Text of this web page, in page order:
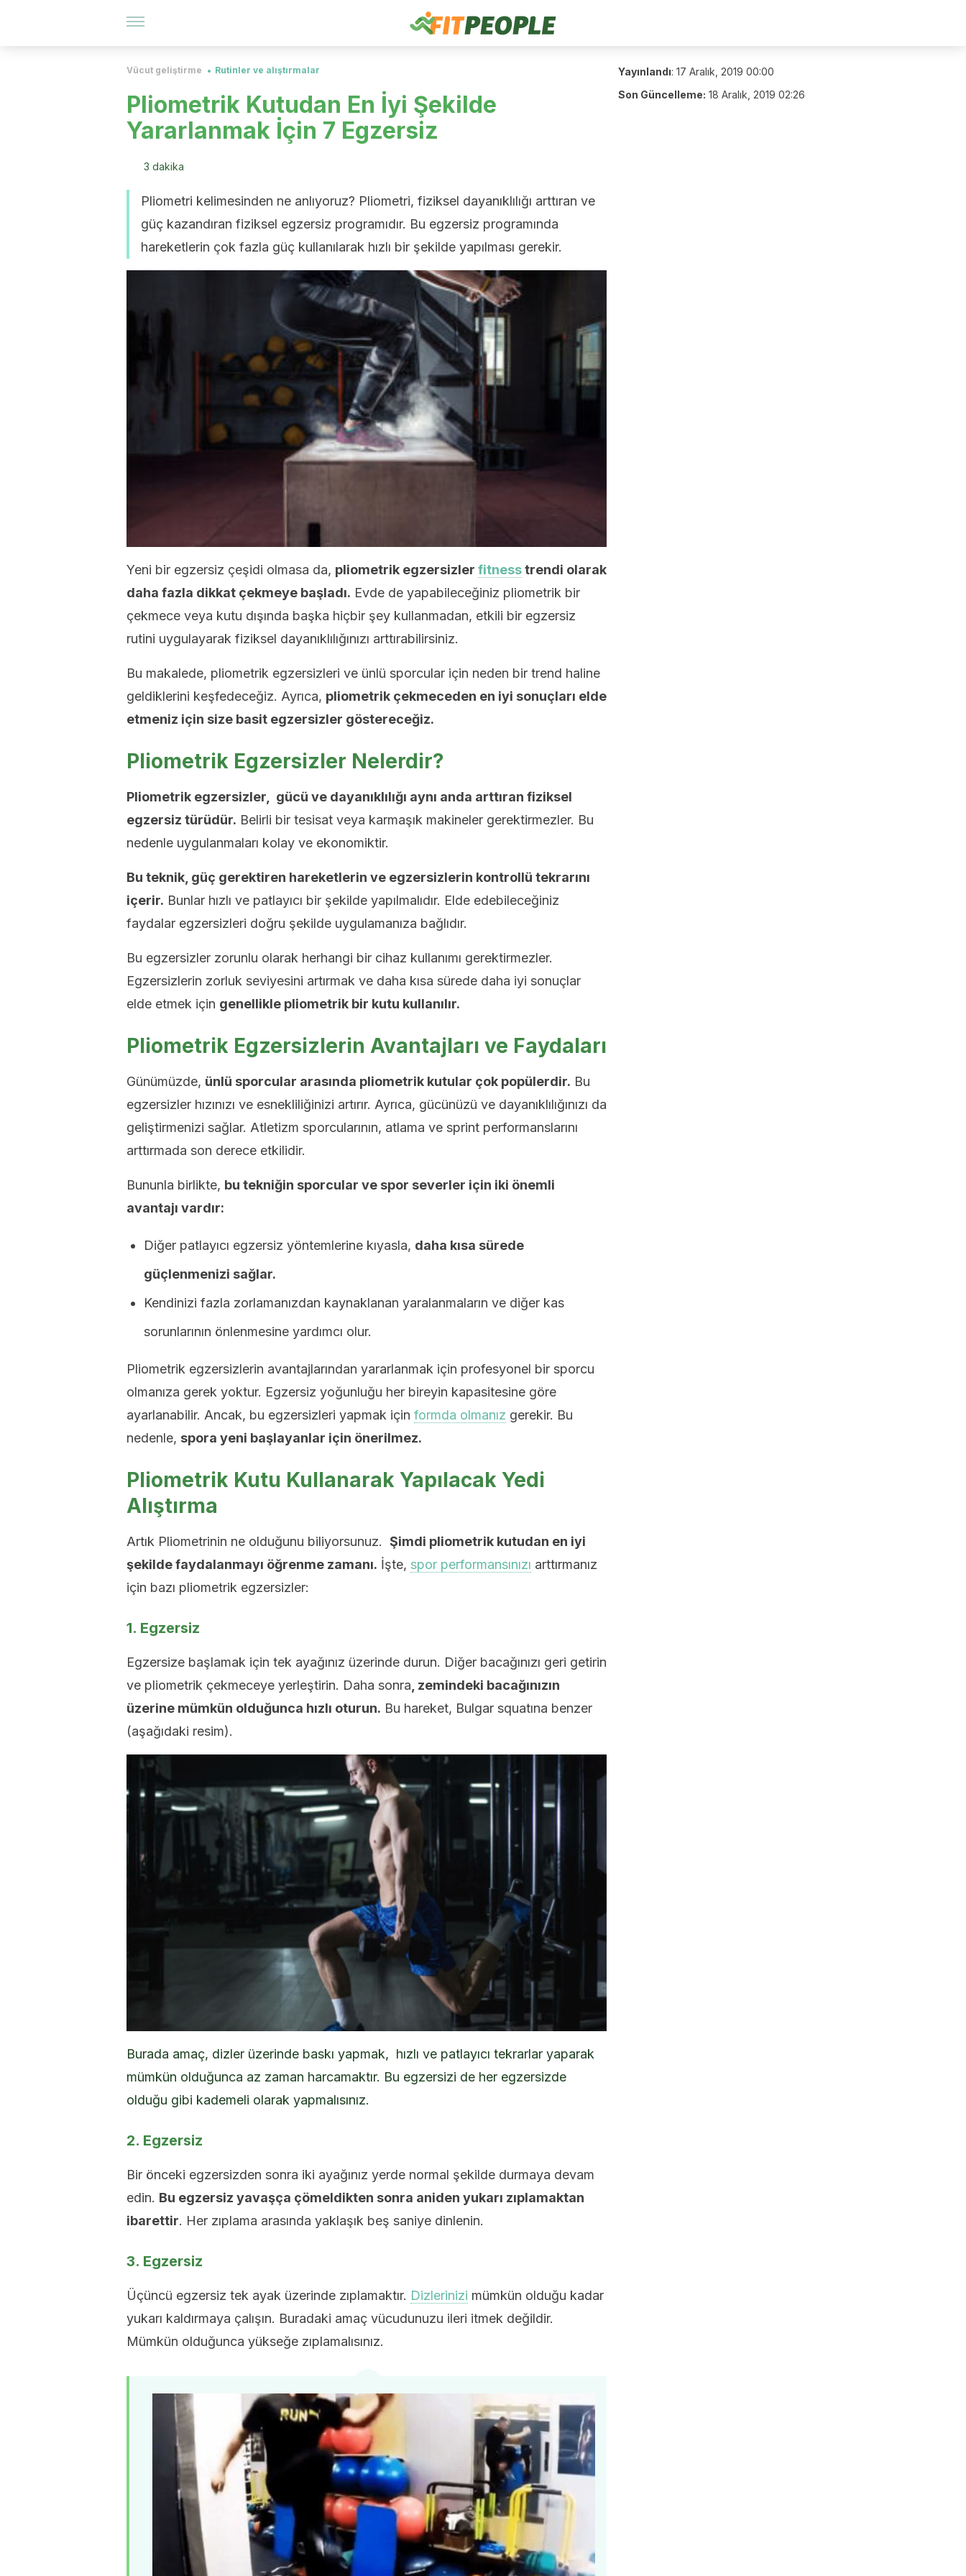
Vücut geliştirme Rutinler ve alıştırmalar
Pliometrik Kutudan En İyi Şekilde
Yararlanmak İçin 7 Egzersiz
3 dakika
Pliometri kelimesinden ne anlıyoruz? Pliometri, fiziksel dayanıklılığı arttıran ve
güç kazandıran fiziksel egzersiz programıdır. Bu egzersiz programında
hareketlerin çok fazla güç kullanılarak hızlı bir şekilde yapılması gerekir.
Yeni bir egzersiz çeşidi olmasa da, pliometrik egzersizler fitnesstrendi olarak
daha fazla dikkat çekmeye başladı. Evde de yapabileceğiniz pliometrik bir
çekmece veya kutu dışında başka hiçbir şey kullanmadan, etkili bir egzersiz
rutini uygulayarak fiziksel dayanıklılığınızı arttırabilirsiniz.
Bu makalede, pliometrik egzersizleri ve ünlü sporcular için neden bir trend haline
geldiklerini keşfedeceğiz. Ayrıca, pliometrik çekmeceden en iyi sonuçları elde
etmeniz için size basit egzersizler göstereceğiz.
Pliometrik Egzersizler Nelerdir?
Pliometrik egzersizler, gücü ve dayanıklılığı aynı anda arttıran fiziksel
egzersiz türüdür. Belirli bir tesisat veya karmaşık makineler gerektirmezler. Bu
nedenle uygulanmaları kolay ve ekonomiktir.
Bu teknik, güç gerektiren hareketlerin ve egzersizlerin kontrollü tekrarını
içerir. Bunlar hızlı ve patlayıcı bir şekilde yapılmalıdır. Elde edebileceğiniz
faydalar egzersizleri doğru şekilde uygulamanıza bağlıdır.
Bu egzersizler zorunlu olarak herhangi bir cihaz kullanımı gerektirmezler.
Egzersizlerin zorluk seviyesini artırmak ve daha kısa sürede daha iyi sonuçlar
elde etmek için genellikle pliometrik bir kutu kullanılır.
Pliometrik Egzersizlerin Avantajları ve Faydaları
Günümüzde, ünlü sporcular arasında pliometrik kutular çok popülerdir. Bu
egzersizler hızınızı ve esnekliliğinizi artırır. Ayrıca, gücünüzü ve dayanıklılığınızı da
geliştirmenizi sağlar. Atletizm sporcularının, atlama ve sprint performanslarını
arttırmada son derece etkilidir.
Bununla birlikte, bu tekniğin sporcular ve spor severler için iki önemli
avantajı vardır:
Diğer patlayıcı egzersiz yöntemlerine kıyasla, daha kısa sürede
güçlenmenizi sağlar.
Kendinizi fazla zorlamanızdan kaynaklanan yaralanmaların ve diğer kas
sorunlarının önlenmesine yardımcı olur.
Pliometrik egzersizlerin avantajlarından yararlanmak için profesyonel bir sporcu
olmanıza gerek yoktur. Egzersiz yoğunluğu her bireyin kapasitesine göre
ayarlanabilir. Ancak, bu egzersizleri yapmak için formda olmanız gerekir. Bu
nedenle, spora yeni başlayanlar için önerilmez.
Pliometrik Kutu Kullanarak Yapılacak Yedi
Alıştırma
Artık Pliometrinin ne olduğunu biliyorsunuz. Şimdi pliometrik kutudan en iyi
şekilde faydalanmayı öğrenme zamanı. İşte, spor performansınızı arttırmanız
için bazı pliometrik egzersizler:
1. Egzersiz
Egzersize başlamak için tek ayağınız üzerinde durun. Diğer bacağınızı geri getirin
ve pliometrik çekmeceye yerleştirin. Daha sonra , zemindeki bacağınızın
üzerine mümkün olduğunca hızlı oturun. Bu hareket, Bulgar squatına benzer
(aşağıdaki resim).
Burada amaç, dizler üzerinde baskı yapmak, hızlı ve patlayıcı tekrarlar yaparak
mümkün olduğunca az zaman harcamaktır. Bu egzersizi de her egzersizde
olduğu gibi kademeli olarak yapmalısınız.
2. Egzersiz
Bir önceki egzersizden sonra iki ayağınız yerde normal şekilde durmaya devam
edin. Bu egzersiz yavaşça çömeldikten sonra aniden yukarı zıplamaktan
ibarettir. Her zıplama arasında yaklaşık beş saniye dinlenin.
3. Egzersiz
Üçüncü egzersiz tek ayak üzerinde zıplamaktır. Dizlerinizi mümkün olduğu kadar
yukarı kaldırmaya çalışın. Buradaki amaç vücudunuzu ileri itmek değildir.
Mümkün olduğunca yükseğe zıplamalısınız.
Yayınlandı: 17 Aralık, 2019 00:00
Son Güncelleme: 18 Aralık, 2019 02:26